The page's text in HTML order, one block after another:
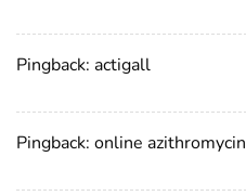
Pingback: actigall
Pingback: online azithromycin